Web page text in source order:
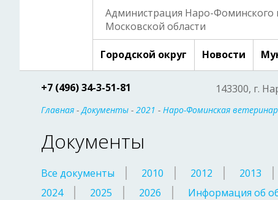
Администрация Наро-Фоминского
Московской области
Городской округ Новости
+7 (496) 34-3-51-81 143300, г.
Главная -Документы - 2021 - Наро-Фоминская
Документы
Все документы 2010 2012 2013
2024
2025 2026 Информация об